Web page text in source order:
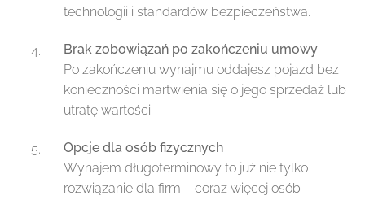
technologii i standardów bezpieczeństwa.
Brak zobowiązań po zakończeniu umowy
Po zakończeniu wynajmu oddajesz pojazd bez
konieczności martwienia się o jego sprzedaż lub
utratę wartości.
Opcje dla osób fizycznych
Wynajem długoterminowy to już nie tylko
rozwiązanie dla firm – coraz więcej osób